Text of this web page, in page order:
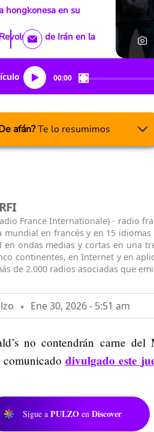
hongkonesa en su
de Irán en la
00:00
afán?Te lo resumimos
RFI
France Internationale) - radio
mundial en francés y en 15
en ondas medias y cortas en una
continentes, en Internet y en
de 2.000 radios asociadas que
Ene 30, 2026 - 5:51 am
no contendrán carne
divulgado este
Sigue a PULZO en Discover